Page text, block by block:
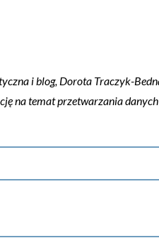
i blog, Dorota Traczyk-
na temat przetwarzania